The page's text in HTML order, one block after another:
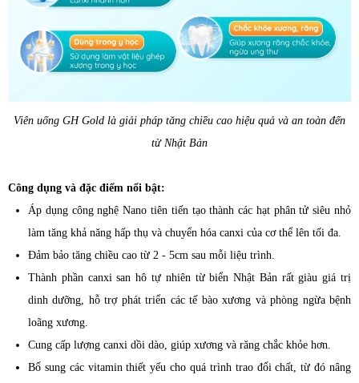
Viên uống GH Gold là giải pháp tăng chiều cao hiệu quả và an toàn đến
từ Nhật Bản
Công dụng và đặc điểm nổi bật:
Áp dụng công nghệ Nano tiên tiến tạo thành các hạt phân tử siêu nhỏ
làm tăng khả năng hấp thụ và chuyển hóa canxi của cơ thể lên tối đa.
Đảm bảo tăng chiều cao từ 2 - 5cm sau mỗi liệu trình.
Thành phần canxi san hô tự nhiên từ biển Nhật Bản rất giàu giá trị
dinh dưỡng, hỗ trợ phát triển các tế bào xương và phòng ngừa bệnh
loãng xương.
Cung cấp lượng canxi dồi dào, giúp xương và răng chắc khỏe hơn.
Bổ sung các vitamin thiết yếu cho quá trình trao đổi chất, từ đó nâng